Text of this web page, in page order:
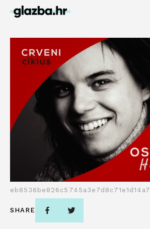
eb8536be826c5745a3e7d8c71e1d14a7
SHARE